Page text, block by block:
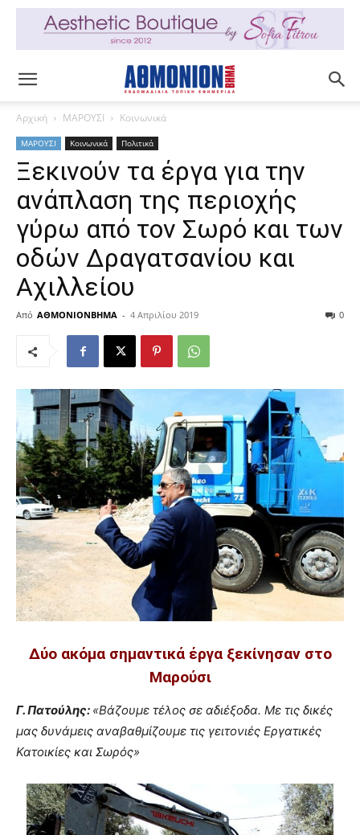
Αρχική ΜΑΡΟΥΣΙ Κοινωνικά
ΜΑΡΟΥΣΙ Κοινωνικά Πολιτικά
Ξεκινούν τα έργα για την
ανάπλαση της περιοχής
γύρω από τον Σωρό και των
οδών Δραγατσανίου και
Αχιλλείου
Από ΑΘΜΟΝΙΟΝΒΗΜΑ - 4 Απριλίου 2019 0
Δύο ακόμα σημαντικά έργα ξεκίνησαν στο
Μαρούσι
Γ. Πατούλης: «Βάζουμε τέλος σε αδιέξοδα. Με τις δικές
μας δυνάμεις αναβαθμίζουμε τις γειτονιές Εργατικές
Κατοικίες και Σωρός»